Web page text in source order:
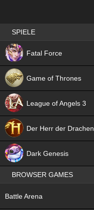
Best RPG games in Germany
SPIELE
Fatal Force
Game of Thrones
League of Angels 3
Der Herr der Drachen
Dark Genesis
BROWSER GAMES
Battle Arena